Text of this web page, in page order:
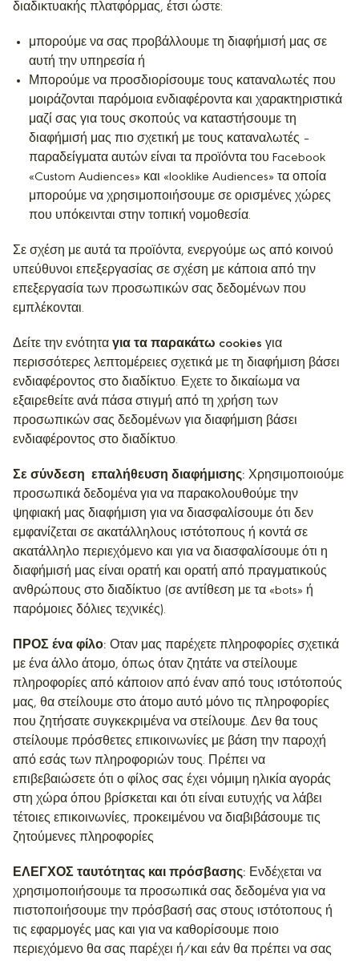
διαδικτυακής πλατφόρμας, έτσι ώστε:
μπορούμε να σας προβάλλουμε τη διαφήμισή μας σε
αυτή την υπηρεσία ή
Μπορούμε να προσδιορίσουμε τους καταναλωτές που
μοιράζονται παρόμοια ενδιαφέροντα και χαρακτηριστικά
μαζί σας για τους σκοπούς να καταστήσουμε τη
διαφήμισή μας πιο σχετική με τους καταναλωτές –
παραδείγματα αυτών είναι τα προϊόντα του Facebook
«Custom Audiences» και «looklike Audiences» τα οποία
μπορούμε να χρησιμοποιήσουμε σε ορισμένες χώρες
που υπόκεινται στην τοπική νομοθεσία.
Σε σχέση με αυτά τα προϊόντα, ενεργούμε ως από κοινού
υπεύθυνοι επεξεργασίας σε σχέση με κάποια από την
επεξεργασία των προσωπικών σας δεδομένων που
εμπλέκονται.
Δείτε την ενότητα για τα παρακάτω cookies για
περισσότερες λεπτομέρειες σχετικά με τη διαφήμιση βάσει
ενδιαφέροντος στο διαδίκτυο. Εχετε το δικαίωμα να
εξαιρεθείτε ανά πάσα στιγμή από τη χρήση των
προσωπικών σας δεδομένων για διαφήμιση βάσει
ενδιαφέροντος στο διαδίκτυο.
Σε σύνδεση επαλήθευση διαφήμισης: Χρησιμοποιούμε
προσωπικά δεδομένα για να παρακολουθούμε την
ψηφιακή μας διαφήμιση για να διασφαλίσουμε ότι δεν
εμφανίζεται σε ακατάλληλους ιστότοπους ή κοντά σε
ακατάλληλο περιεχόμενο και για να διασφαλίσουμε ότι η
διαφήμισή μας είναι ορατή και ορατή από πραγματικούς
ανθρώπους στο διαδίκτυο (σε αντίθεση με τα «bots» ή
παρόμοιες δόλιες τεχνικές).
ΠΡΟΣ ένα φίλο: Οταν μας παρέχετε πληροφορίες σχετικά
με ένα άλλο άτομο, όπως όταν ζητάτε να στείλουμε
πληροφορίες από κάποιον από έναν από τους ιστότοπούς
μας, θα στείλουμε στο άτομο αυτό μόνο τις πληροφορίες
που ζητήσατε συγκεκριμένα να στείλουμε. Δεν θα τους
στείλουμε πρόσθετες επικοινωνίες με βάση την παροχή
από εσάς των πληροφοριών τους. Πρέπει να
επιβεβαιώσετε ότι ο φίλος σας έχει νόμιμη ηλικία αγοράς
στη χώρα όπου βρίσκεται και ότι είναι ευτυχής να λάβει
τέτοιες επικοινωνίες, προκειμένου να διαβιβάσουμε τις
ζητούμενες πληροφορίες
ΕΛΕΓΧΟΣ ταυτότητας και πρόσβασης: Ενδέχεται να
χρησιμοποιήσουμε τα προσωπικά σας δεδομένα για να
πιστοποιήσουμε την πρόσβασή σας στους ιστότοπους ή
τις εφαρμογές μας και για να καθορίσουμε ποιο
περιεχόμενο θα σας παρέχει ή/και εάν θα πρέπει να σας